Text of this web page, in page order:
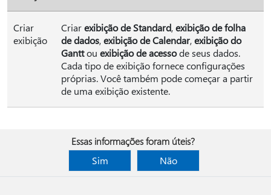
Criar
exibição
Criarexibição de Standard,exibição de folha
de dados,exibição de Calendar,exibição do
Ganttou exibição de acessode seus dados.
Cada tipo de exibição fornece configurações
próprias. Você também pode começar a partir
de uma exibição existente.
Essas informações foram úteis?
Sim
Não